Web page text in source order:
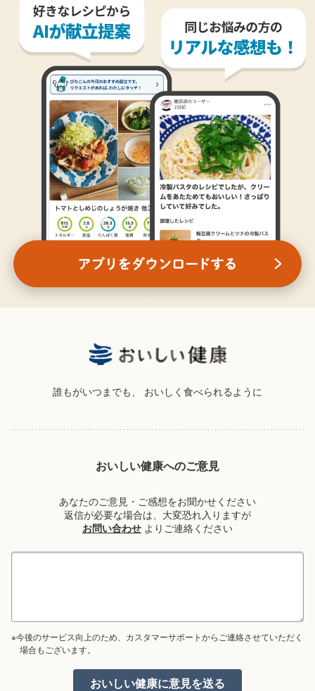
誰もがいつまでも、 おいしく食べられるように
おいしい健康へのご意見
あなたのご意見・ご感想をお聞かせください
返信が必要な場合は、大変恐れ入りますが
お問い合わせ よりご連絡ください
※今後のサービス向上のため、カスタマーサポートからご連絡させていただく
場合もございます。